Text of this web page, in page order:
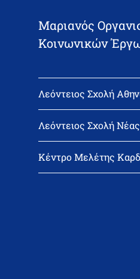
Μαριανός
Κοινωνικών
Λεόντειος Σχολή
email:
Λεόντειος Σχολή
email: info@leonteiosns.gr
Κέντρο Μελέτης